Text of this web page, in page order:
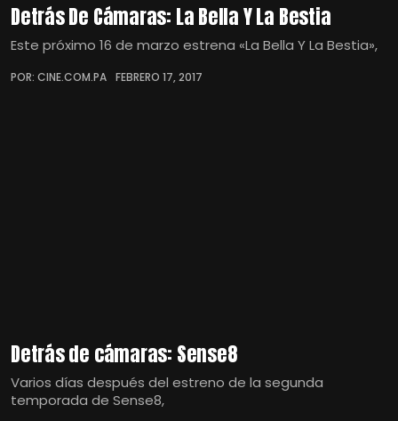
Detrás De Cámaras: La Bella Y La Bestia
Este próximo 16 de marzo estrena «La Bella Y La Bestia»,
POR: CINE.COM.PA FEBRERO 17, 2017
Detrás de cámaras: Sense8
Varios días después del estreno de la segunda
temporada de Sense8,